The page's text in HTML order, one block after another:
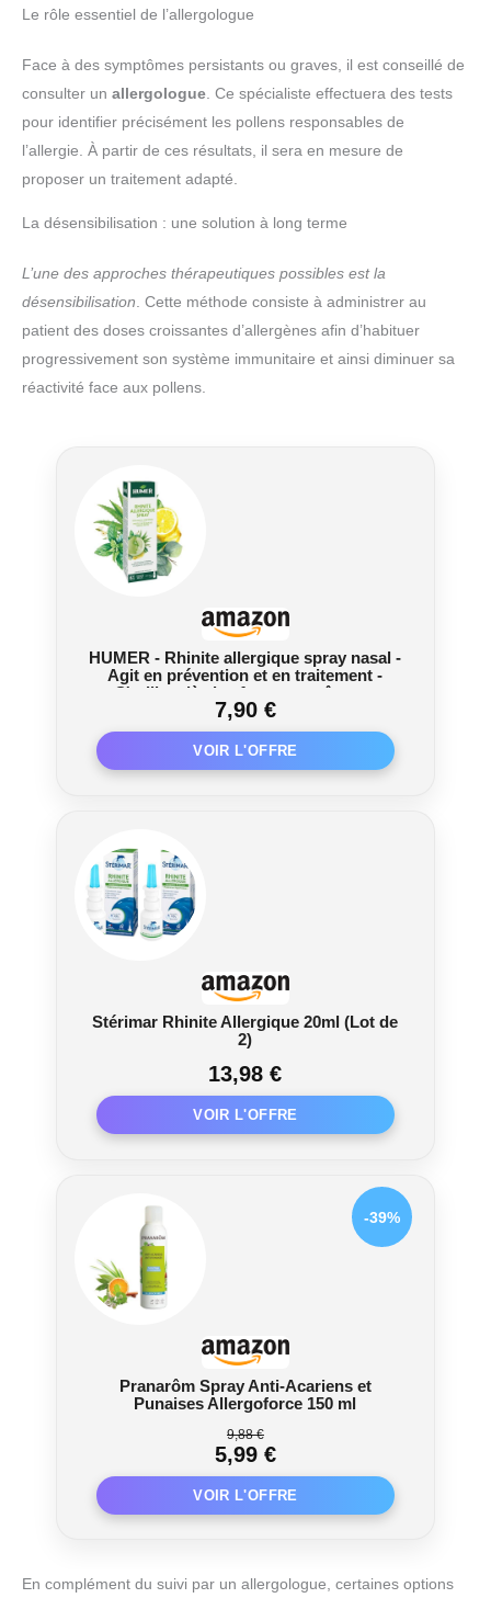
Le rôle essentiel de l’allergologue
Face à des symptômes persistants ou graves, il est conseillé de
consulter un allergologue . Ce spécialiste effectuera des tests
pour identifier précisément les pollens responsables de
l’allergie. À partir de ces résultats, il sera en mesure de
proposer un traitement adapté.
La désensibilisation : une solution à long terme
L’une des approches thérapeutiques possibles est la
désensibilisation . Cette méthode consiste à administrer au
patient des doses croissantes d’allergènes afin d’habituer
progressivement son système immunitaire et ainsi diminuer sa
réactivité face aux pollens.
HUMER - Rhinite allergique spray nasal -
Agit en prévention et en traitement -
S'utilise dès les 1ers symptômes -
Hydrate, protège et soulage - dès 6 ans
7,90 €
Stérimar Rhinite Allergique 20ml (Lot de
2)
13,98 €
Pranarôm Spray Anti-Acariens et
Punaises Allergoforce 150 ml
9,88 €
5,99 €
-39%
En complément du suivi par un allergologue, certaines options